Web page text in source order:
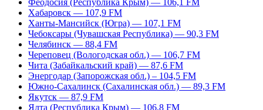
Феодосия (Республика Крым) — 106,1 FM
Хабаровск — 107,9 FM
Ханты-Мансийск (Югра) — 107,1 FM
Чебоксары (Чувашская Республика) — 90,3 FM
Челябинск — 88,4 FM
Череповец (Вологодская обл.) — 106,7 FM
Чита (Забайкальский край) — 87,6 FM
Энергодар (Запорожская обл.) – 104,5 FM
Южно-Сахалинск (Сахалинская обл.) — 89,3 FM
Якутск — 87,9 FM
Ялта (Республика Крым) — 106,8 FM